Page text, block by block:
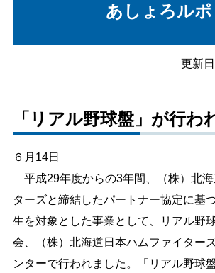
子育て・教育
しごと・産業
文字サイズ
拡大
あしょろルポ
更新日
「リアル野球盤」が行わ
６月14日
平成29年度からの3年間、（株）北海
ターズと締結したパートナー協定に基
生を対象とした事業として、リアル野
会、（株）北海道日本ハムファイター
ンターで行われました。「リアル野球